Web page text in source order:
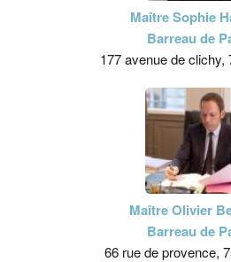
Maître Sophie
Barreau de
177 avenue de clichy,
Maître Olivier
Barreau de
66 rue de provence,